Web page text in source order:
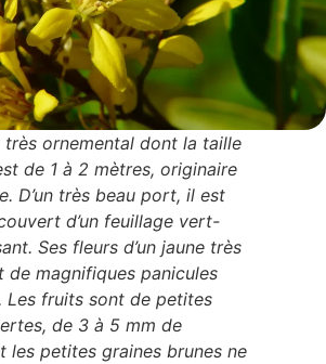
très ornemental dont la taille
de 1 à 2 mètres, originaire
D’un très beau port, il est
d’un feuillage vert-
Ses fleurs d’un jaune très
de magnifiques panicules
Les fruits sont de petites
de 3 à 5 mm de
les petites graines brunes ne